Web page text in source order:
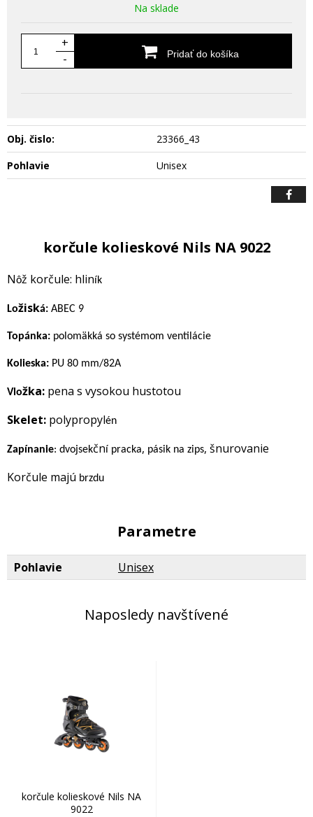
Na sklade
+
-
Pridať do košíka
Obj. čislo:
23366_43
Pohlavie
Unisex
korčule kolieskové Nils NA 9022
Nôž korčule: hliník
Ložiská: ABEC 9
Topánka: polomäkká so systémom ventilácie
Kolieska: PU 80 mm/82A
Vložka: pena s vysokou hustotou
Skelet: polypropylén
Zapínanie: dvojsekční pracka, pásik na zips, šnurovanie
Korčule majú brzdu
Parametre
Pohlavie Unisex
Naposledy navštívené
korčule kolieskové Nils NA
9022